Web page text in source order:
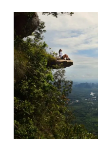
beste
Aussichtspunkte
in
Krabi
Thailand
–
Kompletter
Guide